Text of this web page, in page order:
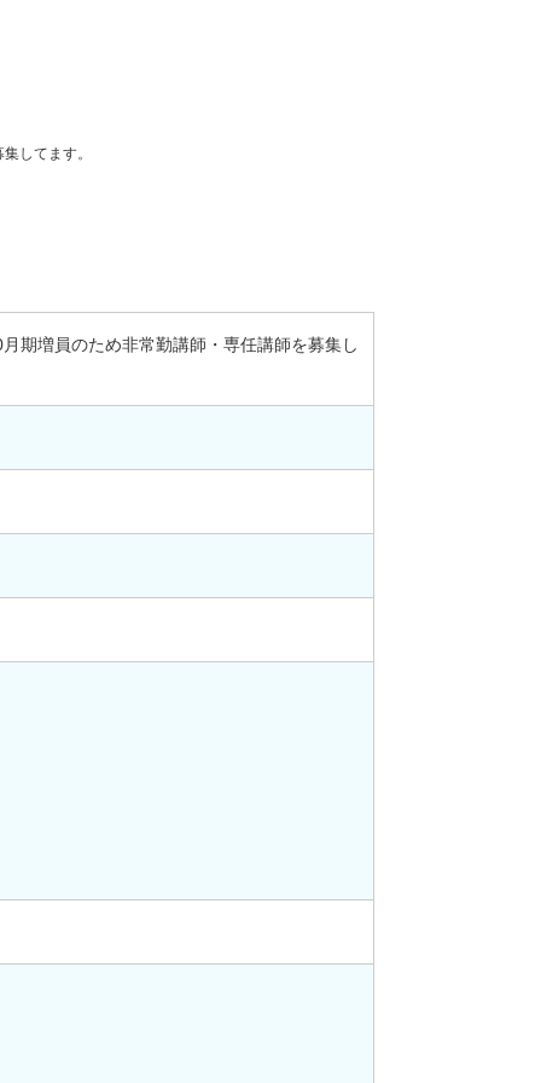
してます。
期増員のため非常勤講師・専任講師を募集し